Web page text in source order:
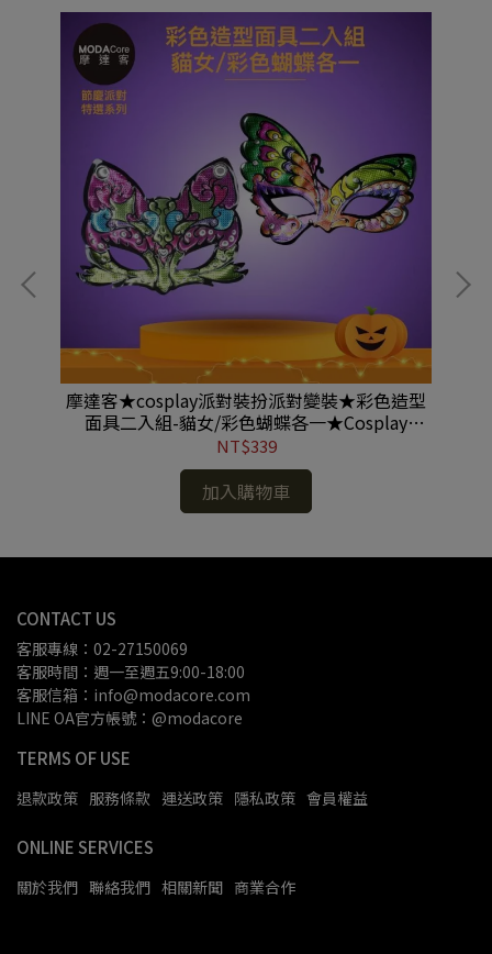
摩達客★cosplay派對裝扮派對變裝★彩色造型
面具二入組-貓女/彩色蝴蝶各一★Cosplay
#MH220702036
NT$339
加入購物車
CONTACT US
客服專線：02-27150069
客服時間：週一至週五9:00-18:00
客服信箱：info@modacore.com
LINE OA官方帳號：@modacore
TERMS OF USE
退款政策 服務條款 運送政策 隱私政策 會員權益
ONLINE SERVICES
關於我們 聯絡我們 相關新聞 商業合作